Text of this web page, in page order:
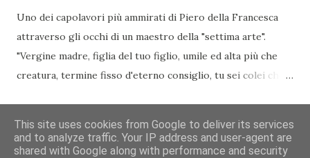
Uno dei capolavori più ammirati di Piero della Francesca
attraverso gli occhi di un maestro della "settima arte".
"Vergine madre, figlia del tuo figlio, umile ed alta più che
creatura, termine fisso d'eterno consiglio, tu sei colei che
Maria a Momentana, isolata in mezzo al verde delle pendici
collinari di Monterchi, Piero della Francesca dipinse in soli
CONDIVIDI POSTA UN COMMENTO READ MORE »
This site uses cookies from Google to deliver its services
and to analyze traffic. Your IP address and user-agent are
shared with Google along with performance and security